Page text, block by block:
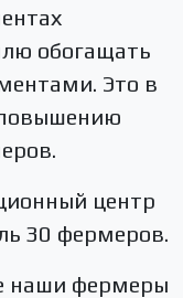
обогащать
Это в
повышению
центр
30 фермеров.
наши фермеры